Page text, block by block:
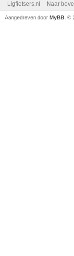
Ligfietsers.nl Naar
Aangedreven door MyBB , ©